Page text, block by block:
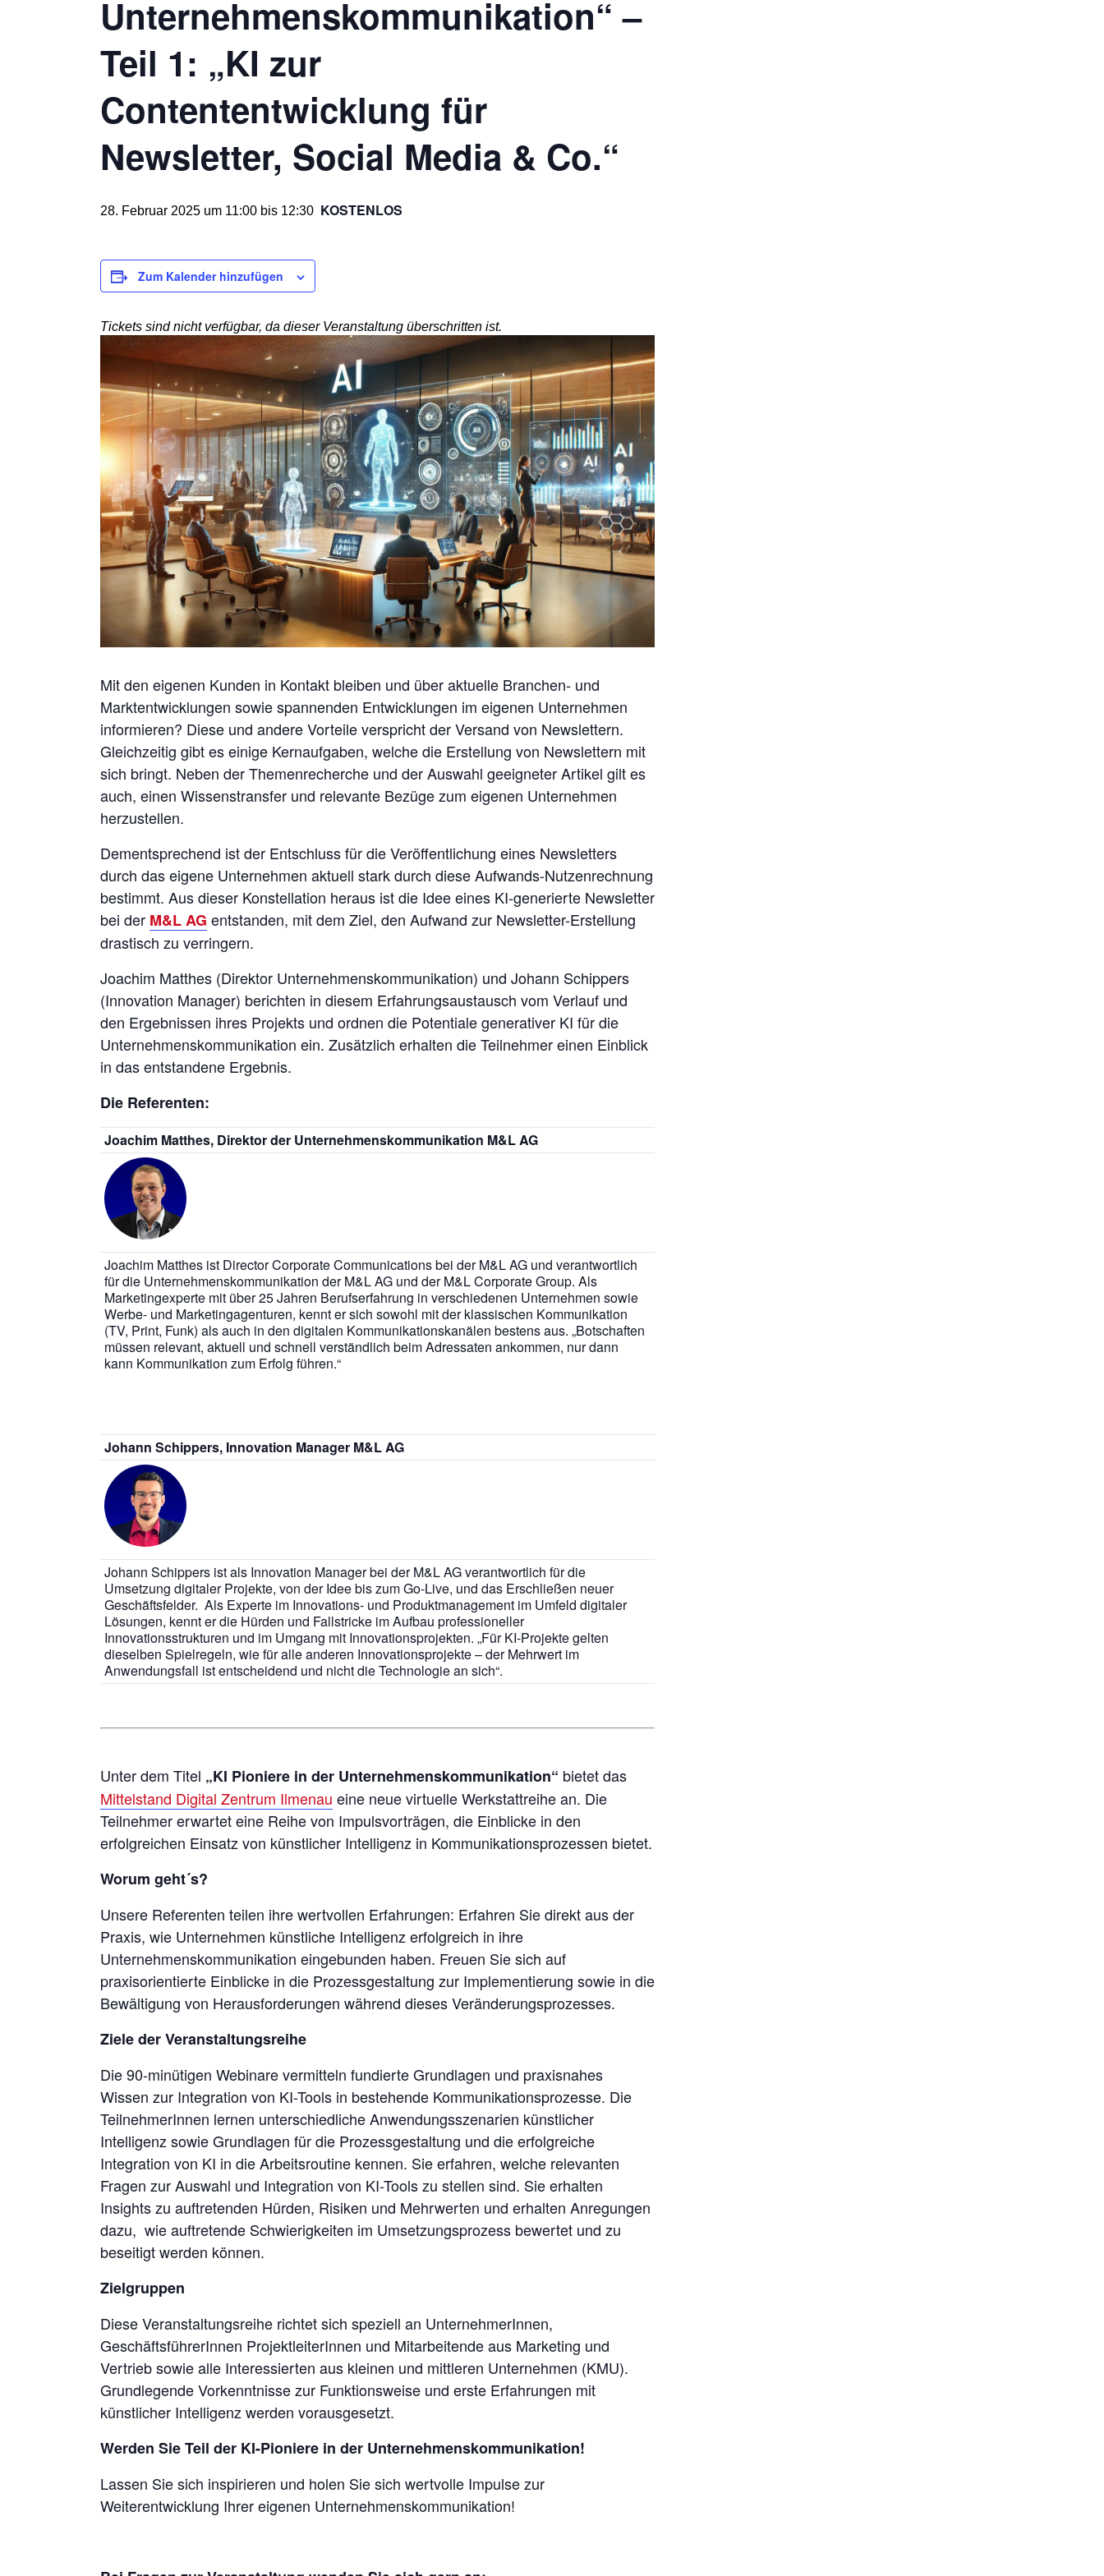
Unternehmenskommunikation“ –
Teil 1: „KI zur
Contententwicklung für
Newsletter, Social Media & Co.“
28. Februar 2025 um 11:00 bis 12:30 KOSTENLOS
Mit den eigenen Kunden in Kontakt bleiben und über aktuelle Branchen- und
Marktentwicklungen sowie spannenden Entwicklungen im eigenen Unternehmen
informieren? Diese und andere Vorteile verspricht der Versand von Newslettern.
Gleichzeitig gibt es einige Kernaufgaben, welche die Erstellung von Newslettern mit
sich bringt. Neben der Themenrecherche und der Auswahl geeigneter Artikel gilt es
auch, einen Wissenstransfer und relevante Bezüge zum eigenen Unternehmen
herzustellen.
Dementsprechend ist der Entschluss für die Veröffentlichung eines Newsletters
durch das eigene Unternehmen aktuell stark durch diese Aufwands-Nutzenrechnung
bestimmt. Aus dieser Konstellation heraus ist die Idee eines KI-generierte Newsletter
bei der M&L AG entstanden, mit dem Ziel, den Aufwand zur Newsletter-Erstellung
drastisch zu verringern.
Joachim Matthes (Direktor Unternehmenskommunikation) und Johann Schippers
(Innovation Manager) berichten in diesem Erfahrungsaustausch vom Verlauf und
den Ergebnissen ihres Projekts und ordnen die Potentiale generativer KI für die
Unternehmenskommunikation ein. Zusätzlich erhalten die Teilnehmer einen Einblick
in das entstandene Ergebnis.
Die Referenten:
Joachim Matthes, Direktor der Unternehmenskommunikation M&L AG
Joachim Matthes ist Director Corporate Communications bei der M&L AG und verantwortlich
für die Unternehmenskommunikation der M&L AG und der M&L Corporate Group. Als
Marketingexperte mit über 25 Jahren Berufserfahrung in verschiedenen Unternehmen sowie
Werbe- und Marketingagenturen, kennt er sich sowohl mit der klassischen Kommunikation
(TV, Print, Funk) als auch in den digitalen Kommunikationskanälen bestens aus. „Botschaften
müssen relevant, aktuell und schnell verständlich beim Adressaten ankommen, nur dann
kann Kommunikation zum Erfolg führen.“
Johann Schippers, Innovation Manager M&L AG
Johann Schippers ist als Innovation Manager bei der M&L AG verantwortlich für die
Umsetzung digitaler Projekte, von der Idee bis zum Go-Live, und das Erschließen neuer
Geschäftsfelder. Als Experte im Innovations- und Produktmanagement im Umfeld digitaler
Lösungen, kennt er die Hürden und Fallstricke im Aufbau professioneller
Innovationsstrukturen und im Umgang mit Innovationsprojekten. „Für KI-Projekte gelten
dieselben Spielregeln, wie für alle anderen Innovationsprojekte – der Mehrwert im
Anwendungsfall ist entscheidend und nicht die Technologie an sich“.
Unter dem Titel „KI Pioniere in der Unternehmenskommunikation“ bietet das
Mittelstand Digital Zentrum Ilmenau eine neue virtuelle Werkstattreihe an. Die
Teilnehmer erwartet eine Reihe von Impulsvorträgen, die Einblicke in den
erfolgreichen Einsatz von künstlicher Intelligenz in Kommunikationsprozessen bietet.
Worum geht´s?
Unsere Referenten teilen ihre wertvollen Erfahrungen: Erfahren Sie direkt aus der
Praxis, wie Unternehmen künstliche Intelligenz erfolgreich in ihre
Unternehmenskommunikation eingebunden haben. Freuen Sie sich auf
praxisorientierte Einblicke in die Prozessgestaltung zur Implementierung sowie in die
Bewältigung von Herausforderungen während dieses Veränderungsprozesses.
Ziele der Veranstaltungsreihe
Die 90-minütigen Webinare vermitteln fundierte Grundlagen und praxisnahes
Wissen zur Integration von KI-Tools in bestehende Kommunikationsprozesse. Die
TeilnehmerInnen lernen unterschiedliche Anwendungsszenarien künstlicher
Intelligenz sowie Grundlagen für die Prozessgestaltung und die erfolgreiche
Integration von KI in die Arbeitsroutine kennen. Sie erfahren, welche relevanten
Fragen zur Auswahl und Integration von KI-Tools zu stellen sind. Sie erhalten
Insights zu auftretenden Hürden, Risiken und Mehrwerten und erhalten Anregungen
dazu, wie auftretende Schwierigkeiten im Umsetzungsprozess bewertet und zu
beseitigt werden können.
Zielgruppen
Diese Veranstaltungsreihe richtet sich speziell an UnternehmerInnen,
GeschäftsführerInnen ProjektleiterInnen und Mitarbeitende aus Marketing und
Vertrieb sowie alle Interessierten aus kleinen und mittleren Unternehmen (KMU).
Grundlegende Vorkenntnisse zur Funktionsweise und erste Erfahrungen mit
künstlicher Intelligenz werden vorausgesetzt.
Werden Sie Teil der KI-Pioniere in der Unternehmenskommunikation!
Lassen Sie sich inspirieren und holen Sie sich wertvolle Impulse zur
Weiterentwicklung Ihrer eigenen Unternehmenskommunikation!
Zum Kalender hinzufügen
Tickets sind nicht verfügbar, da dieser Veranstaltung überschritten ist.